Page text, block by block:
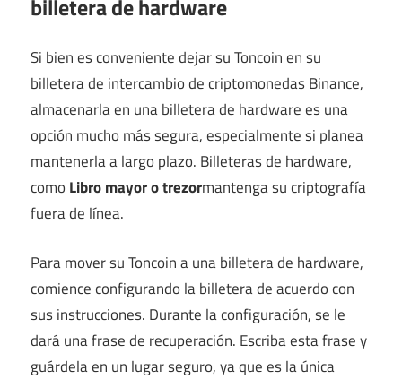
billetera de hardware
Si bien es conveniente dejar su Toncoin en su
billetera de intercambio de criptomonedas Binance,
almacenarla en una billetera de hardware es una
opción mucho más segura, especialmente si planea
mantenerla a largo plazo. Billeteras de hardware,
como Libro mayor o trezormantenga su criptografía
fuera de línea.
Para mover su Toncoin a una billetera de hardware,
comience configurando la billetera de acuerdo con
sus instrucciones. Durante la configuración, se le
dará una frase de recuperación. Escriba esta frase y
guárdela en un lugar seguro, ya que es la única